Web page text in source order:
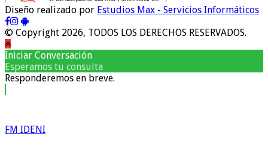
Diseño realizado por Estudios Max - Servicios Informáticos
© Copyright 2026, TODOS LOS DERECHOS RESERVADOS.
Iniciar Conversación
Esperamos tu consulta
Responderemos en breve.
FM IDENI